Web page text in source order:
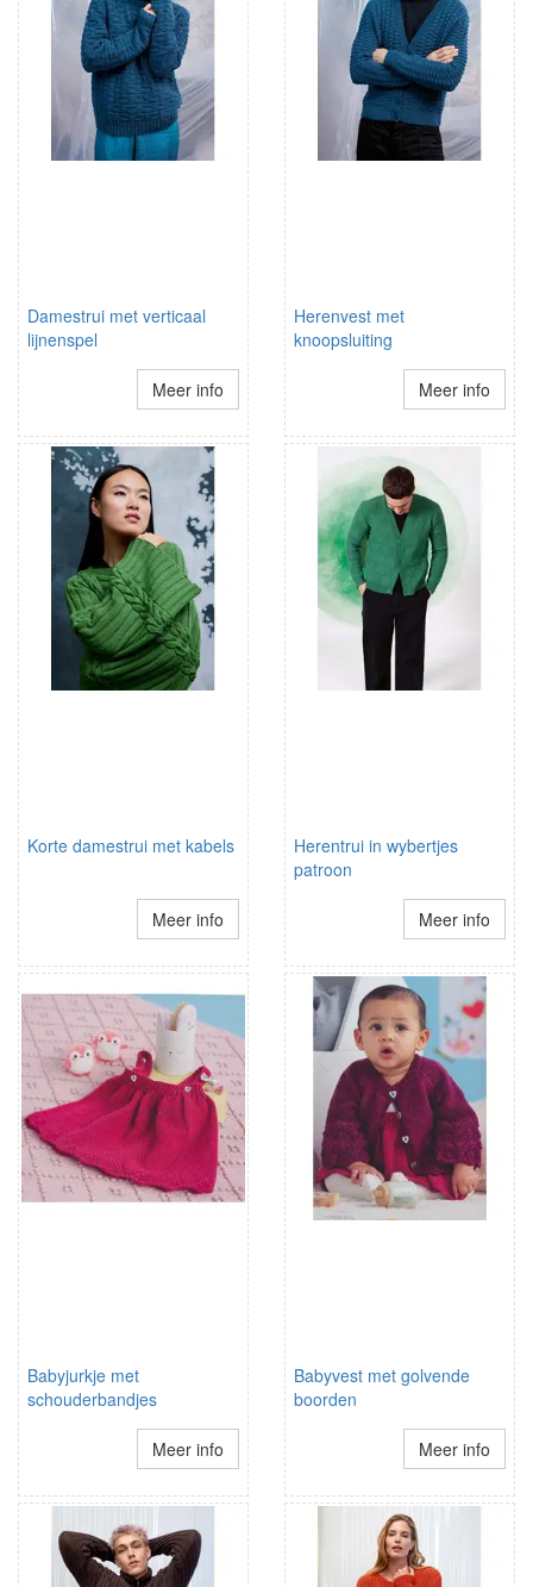
Damestrui met verticaal
lijnenspel
Meer info
Herenvest met
knoopsluiting
Meer info
Korte damestrui met kabels
Meer info
Herentrui in wybertjes
patroon
Meer info
Babyjurkje met
schouderbandjes
Meer info
Babyvest met golvende
boorden
Meer info